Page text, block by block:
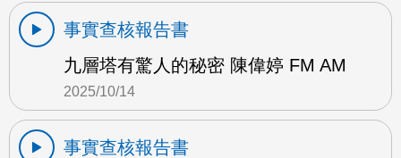
事實查核報告書
九層塔有驚人的秘密 陳偉婷 FM AM
2025/10/14
事實查核報告書